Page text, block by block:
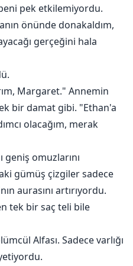
pek etkilemiyordu.
önünde donakaldım,
gerçeğini hala
Margaret." Annemin
bir damat gibi. "Ethan'a
olacağım, merak
geniş omuzlarını
gümüş çizgiler sadece
aurasını artırıyordu.
tek bir saç teli bile
Alfası. Sadece varlığı